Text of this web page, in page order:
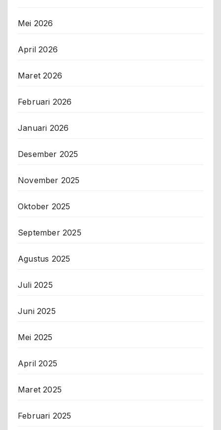
Mei 2026
April 2026
Maret 2026
Februari 2026
Januari 2026
Desember 2025
November 2025
Oktober 2025
September 2025
Agustus 2025
Juli 2025
Juni 2025
Mei 2025
April 2025
Maret 2025
Februari 2025